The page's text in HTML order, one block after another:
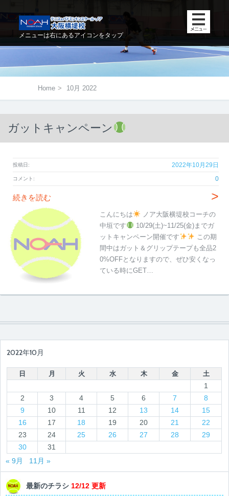
メニューは右にあるアイコンをタップ
Home > 10月 2022
ガットキャンペーン
投稿日: 2022年10月29日
コメント: 0
続きを読む >
こんにちは
ノア大阪横堤校コーチの
中垣です
10/29(土)~11/25(金)までガ
ットキャンペーン開催です
この期
間中はガット＆グリップテープも全品2
0%OFFとなりますので、ぜひ安くなっ
ている時にGET…
2022年10月
日 月 火 水 木 金 土
1
2
3 4 5 6 7
8
9
10 11 12 13 14
15
16
17 18 19 20 21
22
23
24 25 26 27 28
29
30
31
« 9月
11月 »
最新のチラシ 12/12 更新